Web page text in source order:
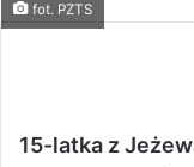
fot. PZTS
15-latka z